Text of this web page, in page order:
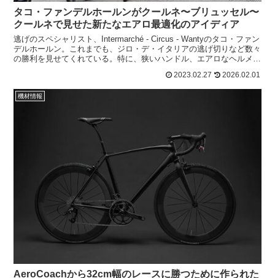
タコ・ファンデルホールンがクールネ〜ブリュッセル〜
クールネで見せた新たなエアロ最適化のアイディア
逃げのスペシャリスト、Intermarché - Circus - Wantyのタコ・ファン
デルホールン。これまでも、ジロ・デ・イタリアの逃げ切りなど数々
の勝利を見せてくれている。特に、狭いハンドル、エアロなヘルメッ
2023.02.27 2026.02.01
機材情報
AeroCoachから32cm幅のレースに勝つために作られた